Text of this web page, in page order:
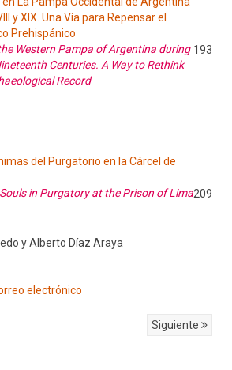
y XIX. Una Vía para Repensar el
Prehispánico
Western Pampa of Argentina during
Centuries. A Way to Rethink
Record
193
del Purgatorio en la Cárcel de
in Purgatory at the Prison of Lima209
y Alberto Díaz Araya
electrónico
Siguiente